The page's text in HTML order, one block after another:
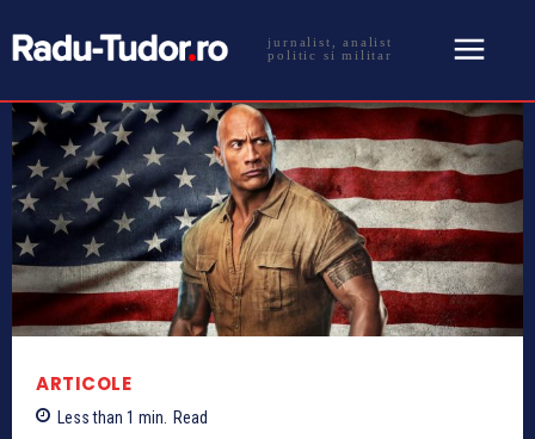
jurnalist, analist
politic si militar
ARTICOLE
Less than 1 min. Read